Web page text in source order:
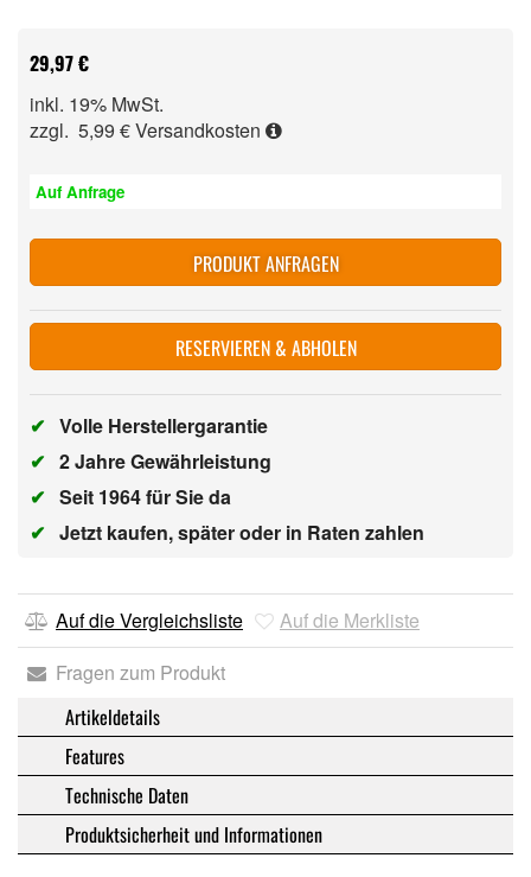
29,97 €
inkl. 19% MwSt.
zzgl. 5,99 €Versandkosten
Auf Anfrage
PRODUKT ANFRAGEN
RESERVIEREN & ABHOLEN
✔ Volle Herstellergarantie
✔ 2 Jahre Gewährleistung
✔ Seit 1964 für Sie da
✔ Jetzt kaufen, später oder in Raten zahlen
Auf die Vergleichsliste
Auf die Merkliste
Fragen zum Produkt
Artikeldetails
Features
Technische Daten
Produktsicherheit und Informationen